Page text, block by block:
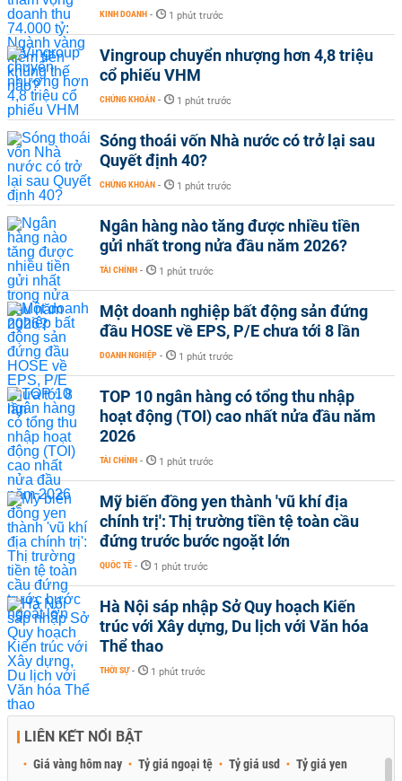
KINH DOANH - 1 phút trước
Vingroup chuyển nhượng hơn 4,8 triệu
cổ phiếu VHM
CHỨNG KHOÁN - 1 phút trước
Sóng thoái vốn Nhà nước có trở lại sau
Quyết định 40?
CHỨNG KHOÁN - 1 phút trước
Ngân hàng nào tăng được nhiều tiền
gửi nhất trong nửa đầu năm 2026?
TÀI CHÍNH - 1 phút trước
Một doanh nghiệp bất động sản đứng
đầu HOSE về EPS, P/E chưa tới 8 lần
DOANH NGHIỆP - 1 phút trước
TOP 10 ngân hàng có tổng thu nhập
hoạt động (TOI) cao nhất nửa đầu năm
2026
TÀI CHÍNH - 1 phút trước
Mỹ biến đồng yen thành 'vũ khí địa
chính trị': Thị trường tiền tệ toàn cầu
đứng trước bước ngoặt lớn
QUỐC TẾ - 1 phút trước
Hà Nội sáp nhập Sở Quy hoạch Kiến
trúc với Xây dựng, Du lịch với Văn hóa
Thể thao
THỜI SỰ - 1 phút trước
LIÊN KẾT NỔI BẬT
Giá vàng hôm nay Tỷ giá ngoại tệ Tỷ giá usd Tỷ giá yen